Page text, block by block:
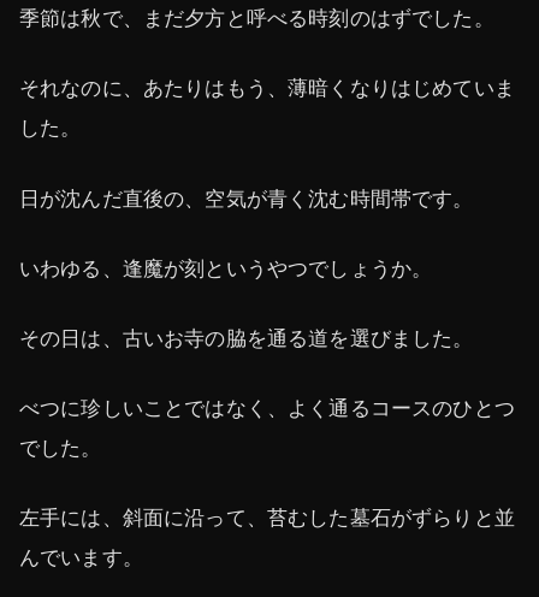
季節は秋で、まだ夕方と呼べる時刻のはずでした。
それなのに、あたりはもう、薄暗くなりはじめていま
した。
日が沈んだ直後の、空気が青く沈む時間帯です。
いわゆる、逢魔が刻というやつでしょうか。
その日は、古いお寺の脇を通る道を選びました。
べつに珍しいことではなく、よく通るコースのひとつ
でした。
左手には、斜面に沿って、苔むした墓石がずらりと並
んでいます。